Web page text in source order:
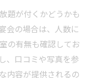
題が付くかどうかも
会の場合は、人数に
の有無も確認してお
、口コミや写真を参
内容が提供されるの